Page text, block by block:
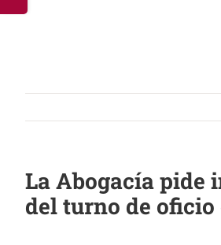
La Abogacía pide
del turno de oficio
Sliding